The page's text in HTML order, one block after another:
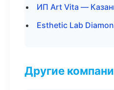
ИП Art Vita —
Esthetic Lab
Другие